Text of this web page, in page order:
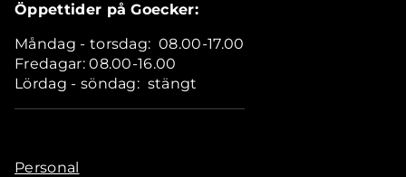
Öppettider på Goecker:
Måndag - torsdag: 08.00-17.00
Fredagar: 08.00-16.00
Lördag - söndag: stängt
Personal